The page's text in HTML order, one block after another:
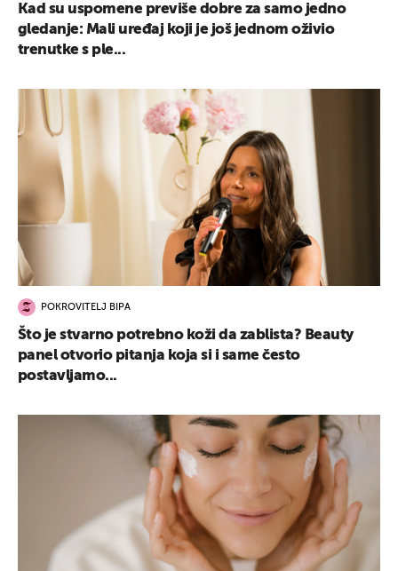
Kad su uspomene previše dobre za samo jedno
gledanje: Mali uređaj koji je još jednom oživio
trenutke s ple...
POKROVITELJ BIPA
Što je stvarno potrebno koži da zablista? Beauty
panel otvorio pitanja koja si i same često
postavljamo...